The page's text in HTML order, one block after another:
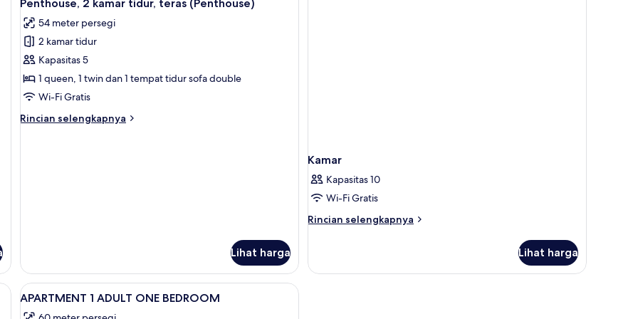
semua
foto
untuk
Penthouse,
2
kamar
teras
Penthouse, 2 kamar tidur, teras (Penthouse)
54 meter persegi
2 kamar tidur
Kapasitas 5
1 queen, 1 twin dan 1 tempat tidur sofa double
Wi-Fi Gratis
Rincian selengkapnya
Rincian
Lihat harga
Kamar
Kapasitas 10
Wi-Fi Gratis
Rincian selengkapnya
Rincian
Kamar
Lihat harga
Lihat
semua
Selimut bulu angsa, setrika/meja setrika, dan Wi-Fi gratis
5
APARTMENT 1 ADULT ONE BEDROOM